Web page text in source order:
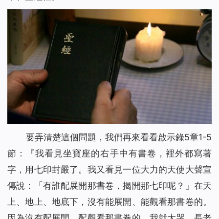
要弄清楚這個問題，我們再來看看啟示錄5章1-5
節：『我看見坐寶座的右手中有書卷，裡外都寫著
字，用七印封嚴了。我又看見一位大力的天使大聲宣
傳說：「有誰配展開那書卷，揭開那七印呢？」在天
上、地上、地底下，沒有能展開、能觀看那書卷的。